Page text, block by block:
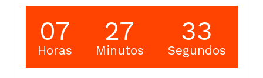
07
Horas
27
Minutos
33
Segundos